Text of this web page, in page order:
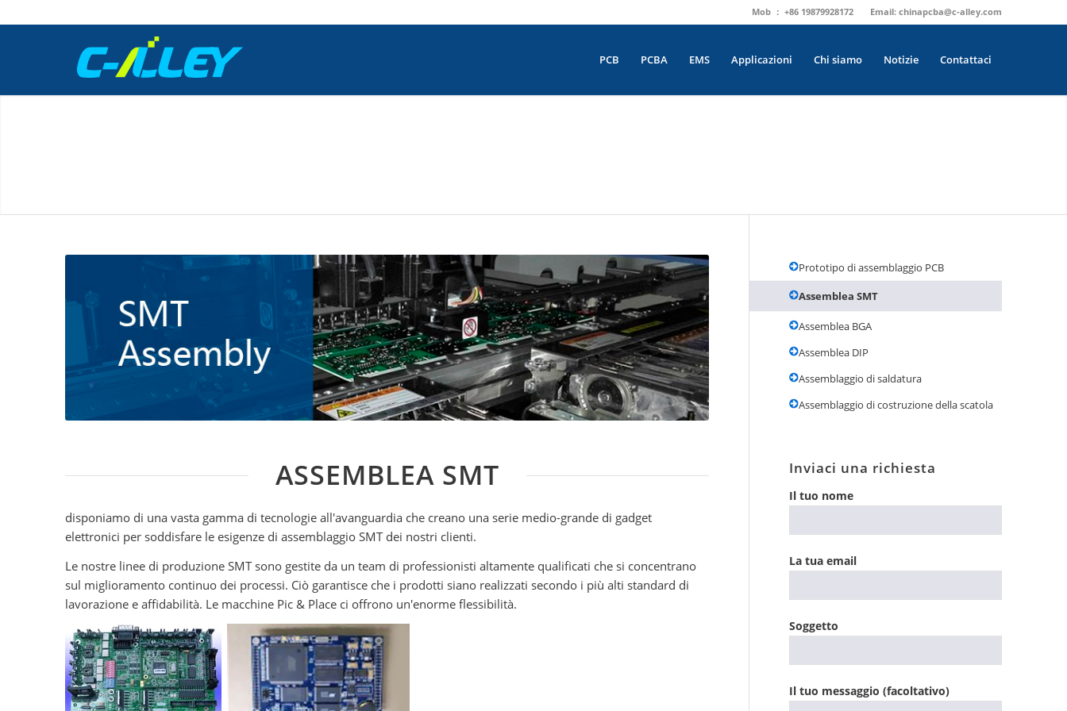
Mob ： +86 19879928172 Email: chinapcba@c-alley.com
PCB PCBA EMS Applicazioni Chi siamo Notizie Contattaci
ASSEMBLEA SMT
disponiamo di una vasta gamma di tecnologie all'avanguardia che creano una serie medio-grande di gadget
elettronici per soddisfare le esigenze di assemblaggio SMT dei nostri clienti.
Le nostre linee di produzione SMT sono gestite da un team di professionisti altamente qualificati che si concentrano
sul miglioramento continuo dei processi. Ciò garantisce che i prodotti siano realizzati secondo i più alti standard di
lavorazione e affidabilità. Le macchine Pic & Place ci offrono un'enorme flessibilità.
Prototipo di assemblaggio PCB
Assemblea SMT
Assemblea BGA
Assemblea DIP
Assemblaggio di saldatura
Assemblaggio di costruzione della scatola
Inviaci una richiesta
Il tuo nome
La tua email
Soggetto
Il tuo messaggio (facoltativo)